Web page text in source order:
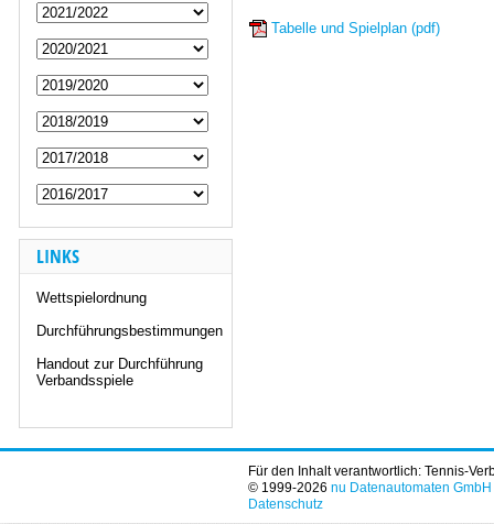
LINKS
Wettspielordnung
Durchführungsbestimmungen
Handout zur Durchführung
Verbandsspiele
Tabelle und Spielplan (pdf)
Für den Inhalt verantwortlich: Tennis-
© 1999-2026 nu Datenautomaten
Datenschutz